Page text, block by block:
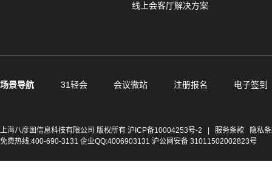
线上会客厅解决方案
场景导航 31轻会 会议微站 注册报名 电子签到
上海八彦图信息科技有限公司 版权所有 沪ICP备10004253号-2 服务条款
隐私
免费热线:400-690-3131 企业QQ:4006903131 沪公网安备 31011502002823号